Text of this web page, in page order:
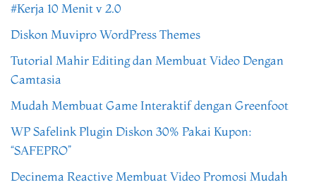
#Kerja 10 Menit v 2.0
Diskon Muvipro WordPress Themes
Tutorial Mahir Editing dan Membuat Video Dengan
Camtasia
Mudah Membuat Game Interaktif dengan Greenfoot
WP Safelink Plugin Diskon 30% Pakai Kupon:
“SAFEPRO”
Decinema Reactive Membuat Video Promosi Mudah